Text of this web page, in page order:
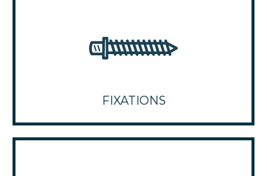
FIXATIONS